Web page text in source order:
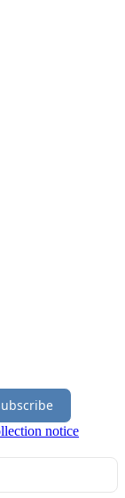
notice